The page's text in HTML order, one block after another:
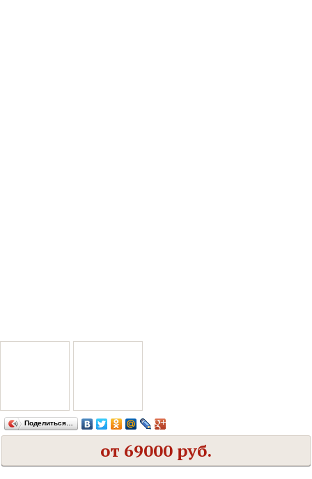
Поделиться…
от 69000 руб.